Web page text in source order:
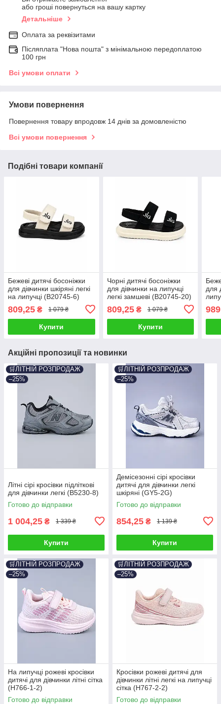
або гроші повернуться на вашу картку
Детальніше
Оплата за реквізитами
Післяплата "Нова пошта" з мінімальною передоплатою
100 грн
Всі умови оплати
Умови повернення
Повернення товару впродовж 14 днів за домовленістю
Всі умови повернення
Подібні товари компанії
Бежеві дитячі босоніжки
для дівчинки шкіряні легкі
на липучці (B20745-6)
809,25 ₴ 1 079 ₴
Купити
Чорні дитячі босоніжки
для дівчинки на липучці
легкі замшеві (B20745-20)
809,25₴ 1 079 ₴
Купити
для
Акційні пропозиції та новинки
🛒ЛІТНІЙ РОЗПРОДАЖ
–25%
Літні сірі кросівки підліткові
для дівчинки легкі (B5230-8)
Готово до відправки
1 004,25 ₴ 1 339 ₴
Купити
🛒ЛІТНІЙ РОЗПРОДАЖ
–25%
Демісезонні сірі кросівки
дитячі для дівчинки легкі
шкіряні (GY5-2G)
Готово до відправки
854,25 ₴ 1 139 ₴
Купити
🛒ЛІТНІЙ РОЗПРОДАЖ
–25%
На липучці рожеві кросівки
дитячі для дівчинки літні сітка
(H766-1-2)
Готово до відправки
🛒ЛІТНІЙ РОЗПРОДАЖ
–25%
Кросівки рожеві дитячі для
дівчинки літні легкі на липучці
сітка (H767-2-2)
Готово до відправки